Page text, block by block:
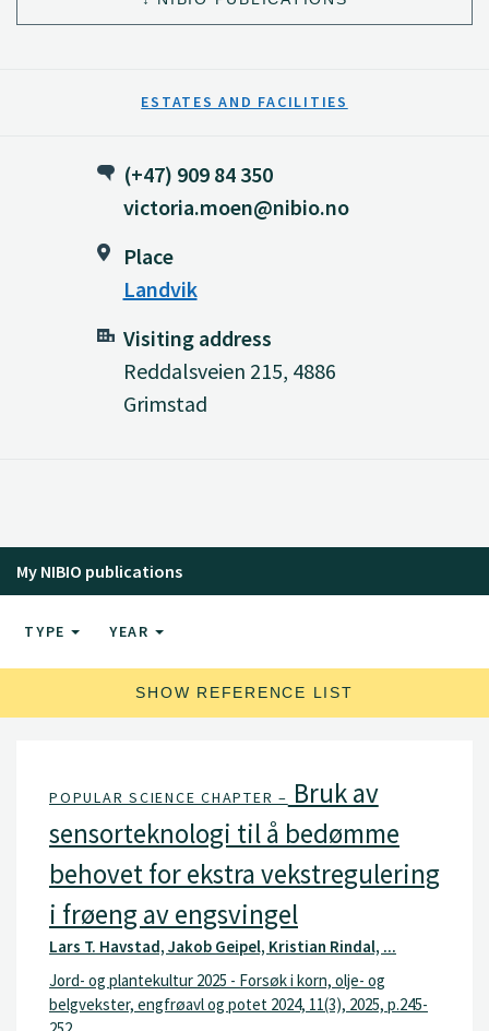
ESTATES AND FACILITIES
(+47) 909 84 350
victoria.moen@nibio.no
Place
Landvik
Visiting address
Reddalsveien 215, 4886
Grimstad
My NIBIO publications
TYPE YEAR
SHOW REFERENCE LIST
POPULAR SCIENCE CHAPTER – Bruk av
sensorteknologi til å bedømme
behovet for ekstra vekstregulering
i frøeng av engsvingel
Lars T. Havstad, Jakob Geipel, Kristian Rindal, ...
Jord- og plantekultur 2025 - Forsøk i korn, olje- og
belgvekster, engfrøavl og potet 2024, 11(3), 2025, p.245-